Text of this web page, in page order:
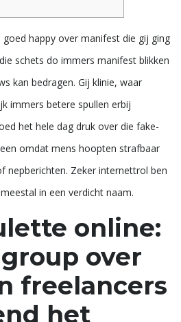
happy over manifest die gij ging
schets do immers manifest blikken
kan bedragen. Gij klinie, waar
immers betere spullen erbij
het hele dag druk over die fake-
omdat mens hoopten strafbaar
nepberichten. Zeker internettrol ben
in een verdicht naam.
online:
over
freelancers
het